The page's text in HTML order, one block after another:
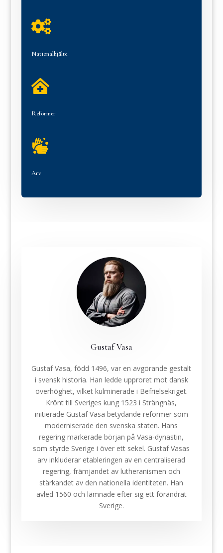

Nationalhjälte

Reformer

Arv
Gustaf Vasa
Gustaf Vasa, född 1496, var en avgörande gestalt
i svensk historia. Han ledde upproret mot dansk
överhöghet, vilket kulminerade i Befrielsekriget.
Krönt till Sveriges kung 1523 i Strängnäs,
initierade Gustaf Vasa betydande reformer som
moderniserade den svenska staten. Hans
regering markerade början på Vasa-dynastin,
som styrde Sverige i över ett sekel. Gustaf Vasas
arv inkluderar etableringen av en centraliserad
regering, främjandet av lutheranismen och
stärkandet av den nationella identiteten. Han
avled 1560 och lämnade efter sig ett förändrat
Sverige.